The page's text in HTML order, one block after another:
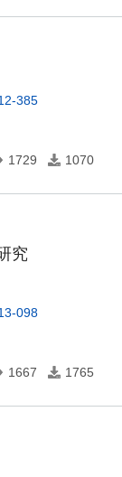
385
1729 1070
究
098
1667 1765